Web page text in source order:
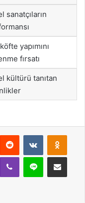
sanatçıların
yapımını
fırsatı
kültürü tanıtan
Reddit VKontakte
Viber Line E-Posta ile